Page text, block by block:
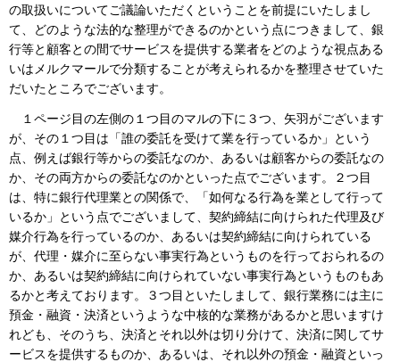
の取扱いについてご議論いただくということを前提にいたしまし
て、どのような法的な整理ができるのかという点につきまして、銀
行等と顧客との間でサービスを提供する業者をどのような視点ある
いはメルクマールで分類することが考えられるかを整理させていた
だいたところでございます。
１ページ目の左側の１つ目のマルの下に３つ、矢羽がございます
が、その１つ目は「誰の委託を受けて業を行っているか」という
点、例えば銀行等からの委託なのか、あるいは顧客からの委託なの
か、その両方からの委託なのかといった点でございます。２つ目
は、特に銀行代理業との関係で、「如何なる行為を業として行って
いるか」という点でございまして、契約締結に向けられた代理及び
媒介行為を行っているのか、あるいは契約締結に向けられている
が、代理・媒介に至らない事実行為というものを行っておられるの
か、あるいは契約締結に向けられていない事実行為というものもあ
るかと考えております。３つ目といたしまして、銀行業務には主に
預金・融資・決済というような中核的な業務があるかと思いますけ
れども、そのうち、決済とそれ以外は切り分けて、決済に関してサ
ービスを提供するものか、あるいは、それ以外の預金・融資といっ